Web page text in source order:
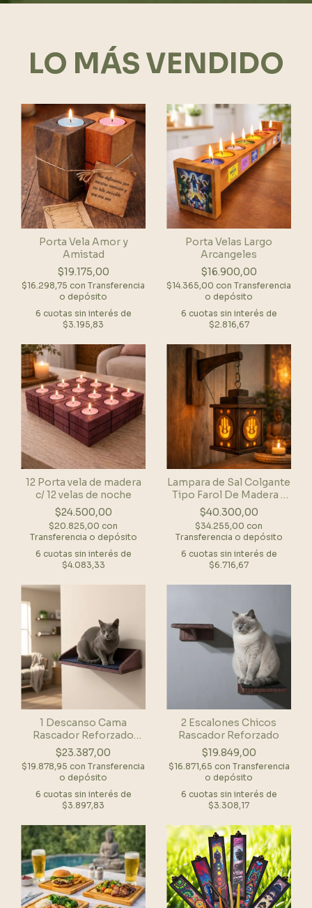
LO MÁS VENDIDO
Porta Vela Amor y
Amistad
$19.175,00
$16.298,75 con Transferencia
o depósito
6 cuotas sin interés de
$3.195,83
Porta Velas Largo
Arcangeles
$16.900,00
$14.365,00 con Transferencia
o depósito
6 cuotas sin interés de
$2.816,67
12 Porta vela de madera
c/ 12 velas de noche
$24.500,00
$20.825,00 con
Transferencia o depósito
6 cuotas sin interés de
$4.083,33
Lampara de Sal Colgante
Tipo Farol De Madera -
Mano de Fatima
$40.300,00
$34.255,00 con
Transferencia o depósito
6 cuotas sin interés de
$6.716,67
1 Descanso Cama
Rascador Reforzado
Chico
$23.387,00
$19.878,95 con Transferencia
o depósito
6 cuotas sin interés de
$3.897,83
2 Escalones Chicos
Rascador Reforzado
$19.849,00
$16.871,65 con Transferencia
o depósito
6 cuotas sin interés de
$3.308,17